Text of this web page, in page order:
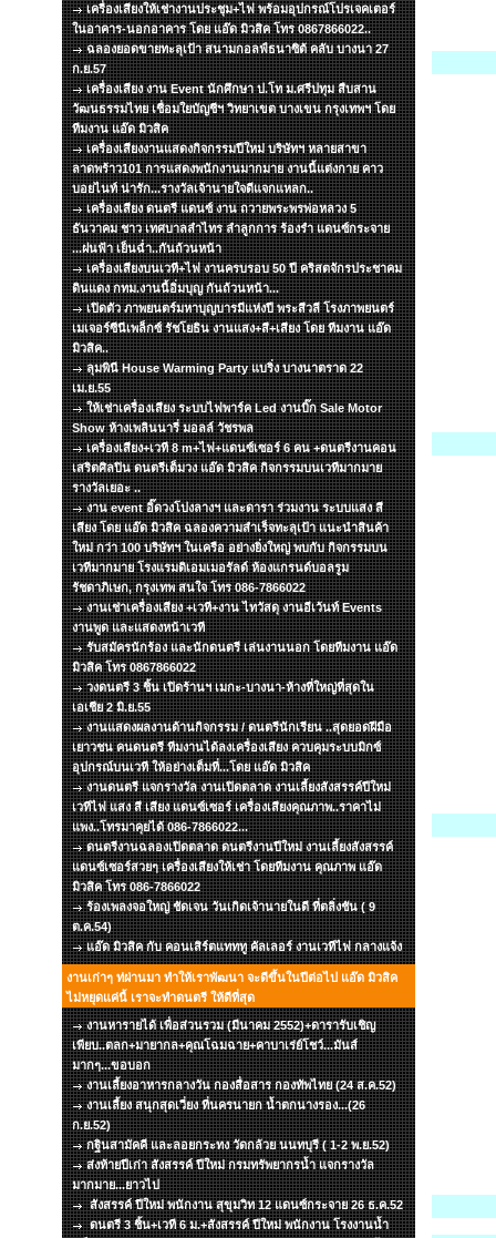
เครื่องเสียงให้เช่างานประชุม+ไฟ พร้อมอุปกรณ์โปรเจคเตอร์
ในอาคาร-นอกอาคาร โดย แอ๊ด มิวสิค โทร 0867866022..
ฉลองยอดขายทะลุเป้า สนามกอลฟ์ธนาซิต้ คลับ บางนา 27
ก.ย.57
เครื่องเสียง งาน Event นักศึกษา ป.โท ม.ศรีปทุม สืบสาน
วัฒนธรรมไทย เชื่อมใยบัญชีฯ วิทยาเขต บางเขน กรุงเทพฯ โดย
ทีมงาน แอ๊ด มิวสิค
เครื่องเสียงงานแสดงกิจกรรมปีใหม่ บริษัทฯ หลายสาขา
ลาดพร้าว101 การแสดงพนักงานมากมาย งานนี้แต่งกาย คาว
บอยไนท์ น่ารัก...รางวัลเจ้านายใจดีแจกแหลก..
เครื่องเสียง ดนตรี แดนซ์ งาน ถวายพระพรพ่อหลวง 5
ธันวาคม ชาว เทศบาลลำไทร ลำลูกการ ร้องรำ แดนซ์กระจาย
...ฝนฟ้า เย็นฉ่ำ..กันถ้วนหน้า
เครื่องเสียงบนเวที+ไฟ งานครบรอบ 50 ปี คริสตจักรประชาคม
ดินแดง กทม.งานนี้อิ่มบุญ กันถ้วนหน้า...
เปิดตัว ภาพยนตร์มหาบุญบารมีแห่งปี พระสีวลี โรงภาพยนตร์
เมเจอร์ซีนีเพล็กซ์ รัชโยธิน งานแสง+สี+เสียง โดย ทีมงาน แอ๊ด
มิวสิค..
ลุมพินี House Warming Party แบริ่ง บางนาตราด 22
เม.ย.55
ให้เช่าเครื่องเสียง ระบบไฟพาร์ค Led งานบิ๊ก Sale Motor
Show ห้างเพลินนารี่ มอลล์ วัชรพล
เครื่องเสียง+เวที 8 m+ไฟ+แดนซ์เซอร์ 6 คน +ดนตรีงานคอน
เสริตศิลปิน ดนตรีเต็มวง แอ๊ด มิวสิค กิจกรรมบนเวทีมากมาย
รางวัลเยอะ ..
งาน event อิ๊ดวงโปงลางฯ และดารา ร่วมงาน ระบบแสง สี
เสียง โดย แอ๊ด มิวสิค ฉลองความสำเร็จทะลุเป้า แนะนำสินค้า
ใหม่ กว่า 100 บริษัทฯ ในเครือ อย่างยิ่งใหญ่ พบกับ กิจกรรมบน
เวทีมากมาย โรงแรมดิเอมเมอรัลด์ ห้องแกรนด์บอลรูม
รัชดาภิเษก, กรุงเทพ สนใจ โทร 086-7866022
งานเช่าเครื่องเสียง +เวที+งาน ไทวัสดุ งานอีเว้นท์ Events
งานพูด และแสดงหน้าเวที
รับสมัครนักร้อง และนักดนตรี เล่นงานนอก โดยทีมงาน แอ๊ด
มิวสิค โทร 0867866022
วงดนตรี 3 ชิ้น เปิดร้านฯ เมกะ-บางนา-ห้างที่ใหญ่ที่สุดใน
เอเชีย 2 มิ.ย.55
งานแสดงผลงานด้านกิจกรรม / ดนตรีนักเรียน ..สุดยอดฝีมือ
เยาวชน คนดนตรี ทีมงานได้ลงเครื่องเสียง ควบคุมระบบมิกซ์
อุปกรณ์บนเวที ให้อย่างเต็มที่...โดย แอ๊ด มิวสิค
งานดนตรี แจกรางวัล งานเปิดตลาด งานเลี้ยงสังสรรค์ปีใหม่
เวทีไฟ แสง สี เสียง แดนซ์เซอร์ เครื่องเสียงคุณภาพ..ราคาไม่
แพง..โทรมาคุยได้ 086-7866022...
ดนตรีงานฉลองเปิดตลาด ดนตรีงานปีใหม่ งานเลี้ยงสังสรรค์
แดนซ์เซอร์สวยๆ เครื่องเสียงให้เช่า โดยทีมงาน คุณภาพ แอ๊ด
มิวสิค โทร 086-7866022
ร้องเพลงจอใหญ่ ชัดเจน วันเกิดเจ้านายในดี ที่ตลิ่งชัน ( 9
ต.ค.54)
แอ๊ด มิวสิค กับ คอนเสิร์ตแทททู คัลเลอร์ งานเวทีไฟ กลางแจ้ง
งานเก่าๆ ท่ผ่านมา ทำให้เราพัฒนา จะดีขึ้นในปีต่อไป แอ๊ด มิวสิค
ไม่หยุดแค่นี้ เราจะทำดนตรี ให้ดีที่สุด
งานหารายได้ เพื่อส่วนรวม (มีนาคม 2552)+ดารารับเชิญ
เพียบ..ตลก+มายากล+คุณโฉมฉาย+คาบาเร่ย์โชว์...มันส์
มากๆ...ขอบอก
งานเลี้ยงอาหารกลางวัน กองสื่อสาร กองทัพไทย (24 ส.ค.52)
งานเลี้ยง สนุกสุดเวี่ยง ที่นครนายก น้ำตกนางรอง...(26
ก.ย.52)
กฐินสามัคคี และลอยกระทง วัดกล้วย นนทบุรี ( 1-2 พ.ย.52)
ส่งท้ายปีเก่า สังสรรค์ ปีใหม่ กรมทรัพยากรน้ำ แจกรางวัล
มากมาย...ยาวไป
สังสรรค์ ปีใหม่ พนักงาน สุขุมวิท 12 แดนซ์กระจาย 26 ธ.ค.52
ดนตรี 3 ชิ้น+เวที 6 ม.+สังสรรค์ ปีใหม่ พนักงาน โรงงานน้ำ